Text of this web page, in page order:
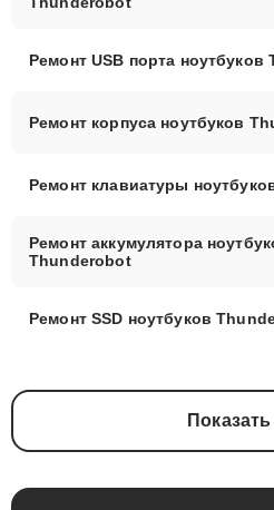
Ремонт USB порта
Ремонт корпуса ноутбуков
Ремонт клавиатуры
Ремонт аккумулятора
Thunderobot
Ремонт SSD ноутбуков